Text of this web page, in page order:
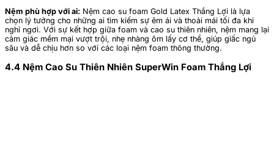
Nệm phù hợp với ai: Nệm cao su foam Gold Latex Thắng Lợi là lựa
chọn lý tưởng cho những ai tìm kiếm sự êm ái và thoải mái tối đa khi
nghỉ ngơi. Với sự kết hợp giữa foam và cao su thiên nhiên, nệm mang lại
cảm giác mềm mại vượt trội, nhẹ nhàng ôm lấy cơ thể, giúp giấc ngủ
sâu và dễ chịu hơn so với các loại nệm foam thông thường.
4.4 Nệm Cao Su Thiên Nhiên SuperWin Foam Thắng Lợi